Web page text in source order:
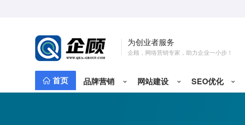
为创业者服务
企顾，网络营销专家，助力企业一小步！
首页 品牌营销 网站建设 SEO优化